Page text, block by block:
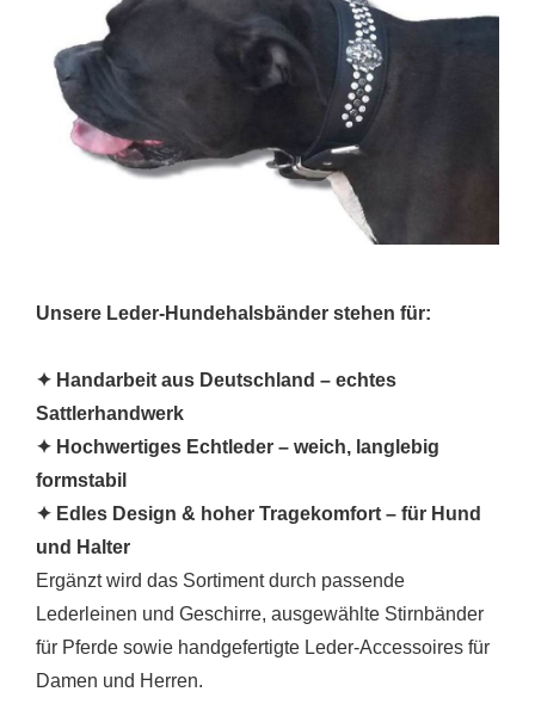
Unsere Leder-Hundehalsbänder stehen für:
✦ Handarbeit aus Deutschland – echtes
Sattlerhandwerk
✦ Hochwertiges Echtleder – weich, langlebig
formstabil
✦ Edles Design & hoher Tragekomfort – für Hund
und Halter
Ergänzt wird das Sortiment durch passende
Lederleinen und Geschirre, ausgewählte Stirnbänder
für Pferde sowie handgefertigte Leder-Accessoires für
Damen und Herren.